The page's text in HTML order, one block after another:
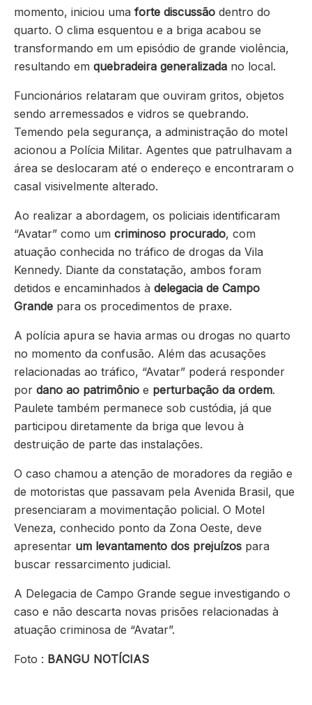
momento, iniciou uma forte discussão dentro do
quarto. O clima esquentou e a briga acabou se
transformando em um episódio de grande violência,
resultando em quebradeira generalizada no local.
Funcionários relataram que ouviram gritos, objetos
sendo arremessados e vidros se quebrando.
Temendo pela segurança, a administração do motel
acionou a Polícia Militar. Agentes que patrulhavam a
área se deslocaram até o endereço e encontraram o
casal visivelmente alterado.
Ao realizar a abordagem, os policiais identificaram
“Avatar” como um criminoso procurado, com
atuação conhecida no tráfico de drogas da Vila
Kennedy. Diante da constatação, ambos foram
detidos e encaminhados à delegacia de Campo
Grande para os procedimentos de praxe.
A polícia apura se havia armas ou drogas no quarto
no momento da confusão. Além das acusações
relacionadas ao tráfico, “Avatar” poderá responder
por dano ao patrimônio e perturbação da ordem.
Paulete também permanece sob custódia, já que
participou diretamente da briga que levou à
destruição de parte das instalações.
O caso chamou a atenção de moradores da região e
de motoristas que passavam pela Avenida Brasil, que
presenciaram a movimentação policial. O Motel
Veneza, conhecido ponto da Zona Oeste, deve
apresentar um levantamento dos prejuízos para
buscar ressarcimento judicial.
A Delegacia de Campo Grande segue investigando o
caso e não descarta novas prisões relacionadas à
atuação criminosa de “Avatar”.
Foto : BANGU NOTÍCIAS